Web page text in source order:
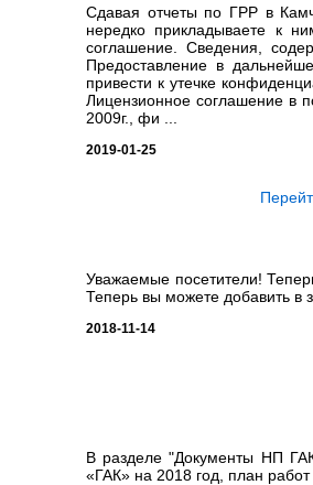
Сдавая отчеты по ГРР в
нередко прикладываете к
соглашение. Сведения,
Предоставление в
привести к утечке
Лицензионное соглашение в
2009г., фи ...
2019-01-25
Уважаемые посетители!
Теперь вы можете добавить в
2018-11-14
В разделе "Документы НП
«ГАК» на 2018 год, план работ